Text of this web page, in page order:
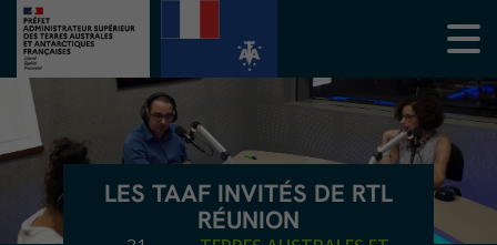
LES TAAF INVITÉS DE RTL
RÉUNION